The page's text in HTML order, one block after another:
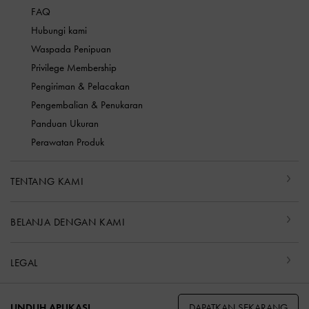
FAQ
Hubungi kami
Waspada Penipuan
Privilege Membership
Pengiriman & Pelacakan
Pengembalian & Penukaran
Panduan Ukuran
Perawatan Produk
TENTANG KAMI
BELANJA DENGAN KAMI
LEGAL